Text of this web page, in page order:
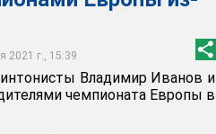
2021 г., 15:39
Владимир Иванов и
чемпионата Европы в